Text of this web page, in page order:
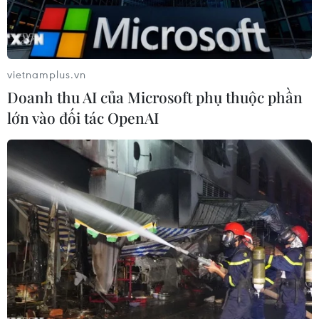
Liên quân Mobile. (Nguồn: 9gate.net)
Thể thao điện tử là một nhánh của thể thao số.
Một vài năm trở lại đây, khái niệm thể thao điện
tử đã từng bước định hình trong đời sống xã
hội, không chỉ trên thế giới mà ở Việt Nam cũng
phát triển mạnh mẽ. Tuy nhiên, đa phần người
vietnamplus.vn
Doanh thu AI của Microsoft phụ thuộc phần
lớn vào đối tác OpenAI